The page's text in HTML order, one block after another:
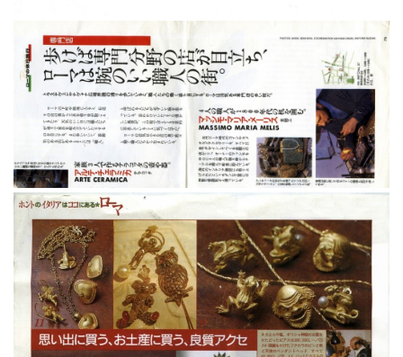
Fendi02
Shopping International Roma
Shopping International Roma
sca121